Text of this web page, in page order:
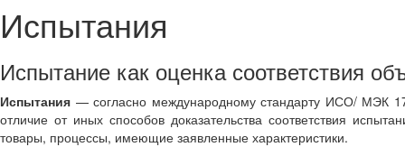
Испытания
Испытание как оценка соответствия
Испытания — согласно международному стандарту ИСО/ МЭК
отличие от иных способов доказательства соответствия
товары, процессы, имеющие заявленные характеристики.